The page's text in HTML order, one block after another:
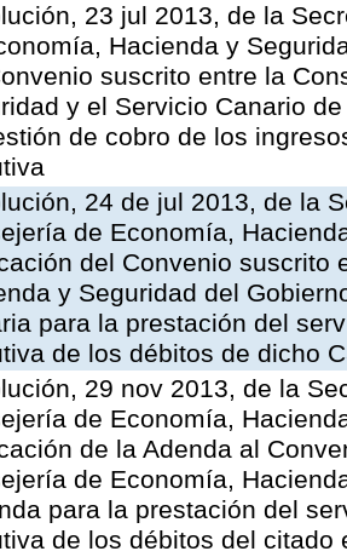
23 jul 2013, de la
Hacienda y
suscrito entre la
y el Servicio Canario
de cobro de los
24 de jul 2013, de la
de Economía,
del Convenio suscrito
y Seguridad del
para la prestación del
de los débitos de dicho
29 nov 2013, de la
de Economía,
de la Adenda al
de Economía,
para la prestación del
de los débitos del citado